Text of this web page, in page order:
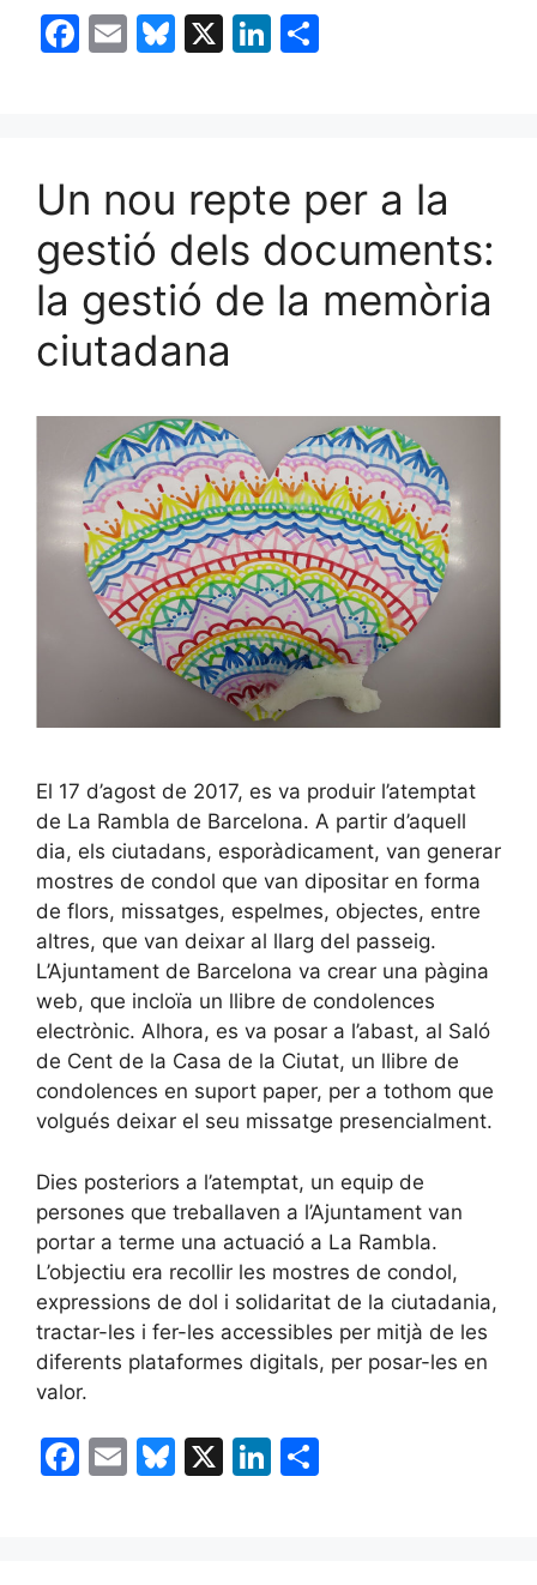
F
b
o
o
k
E
Bl
k
y
X
Li
dI
n
ar
te
ix
Un nou repte per a la
gestió dels documents:
la gestió de la memòria
ciutadana
El 17 d’agost de 2017, es va produir l’atemptat
de La Rambla de Barcelona. A partir d’aquell
dia, els ciutadans, esporàdicament, van generar
mostres de condol que van dipositar en forma
de flors, missatges, espelmes, objectes, entre
altres, que van deixar al llarg del passeig.
L’Ajuntament de Barcelona va crear una pàgina
web, que incloïa un llibre de condolences
electrònic. Alhora, es va posar a l’abast, al Saló
de Cent de la Casa de la Ciutat, un llibre de
condolences en suport paper, per a tothom que
volgués deixar el seu missatge presencialment.
Dies posteriors a l’atemptat, un equip de
persones que treballaven a l’Ajuntament van
portar a terme una actuació a La Rambla.
L’objectiu era recollir les mostres de condol,
expressions de dol i solidaritat de la ciutadania,
tractar-les i fer-les accessibles per mitjà de les
diferents plataformes digitals, per posar-les en
valor.
F
E
Bl X
Li